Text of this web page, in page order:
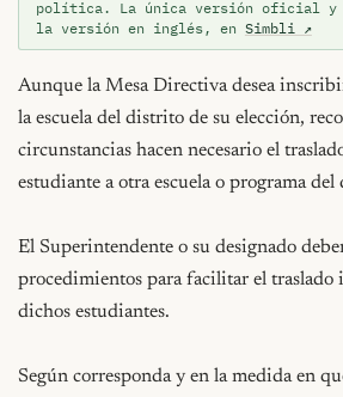
política. La única versión oficial y
la versión en inglés, en Simbli ↗
Aunque la Mesa Directiva desea
la escuela del distrito de su elección,
circunstancias hacen necesario el
estudiante a otra escuela o programa
El Superintendente o su designado
procedimientos para facilitar el traslado
dichos estudiantes.
Según corresponda y en la medida en